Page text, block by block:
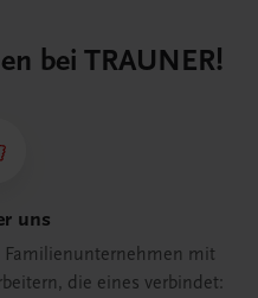
bei TRAUNER!
uns
mit
die eines verbindet: